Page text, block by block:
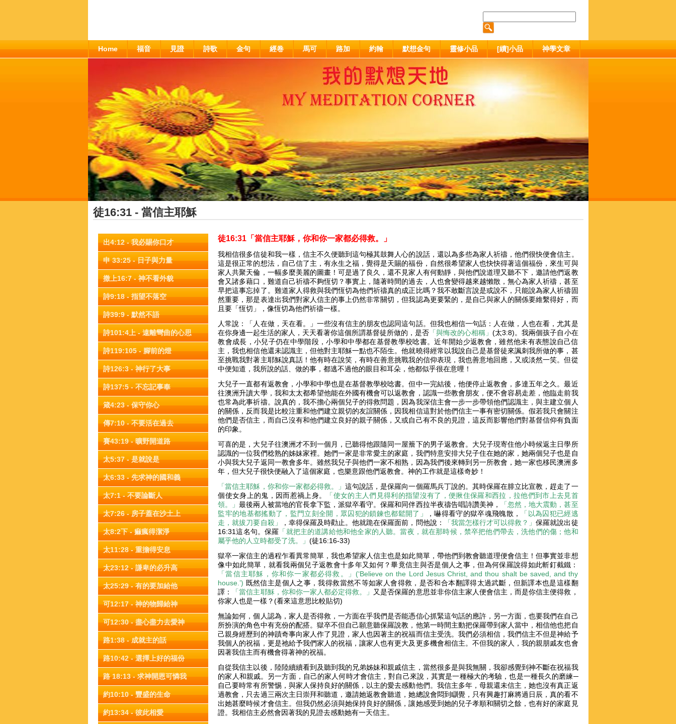
Home 福音 見證 詩歌 金句 經卷 馬可 路加 約翰 默想金句 靈修小品 [續]小品 神學文章
徒16:31 - 當信主耶穌
出4:12 - 我必賜你口才
申 33:25 - 日子與力量
撒上16:7 - 神不看外貌
詩9:18 - 指望不落空
詩39:9 - 默然不語
詩101:4上 - 遠離彎曲的心思
詩119:105 - 腳前的燈
詩126:3 - 神行了大事
詩137:5 - 不忘記事奉
箴4:23 - 保守你心
傳7:10 - 不要活在過去
賽43:19 - 曠野開道路
太5:37 - 是就說是
太6:33 - 先求神的國和義
太7:1 - 不要論斷人
太7:26 - 房子蓋在沙土上
太8:2下 - 痲瘋得潔淨
太11:28 - 重擔得安息
太23:12 - 謙卑的必升高
太25:29 - 有的要加給他
可12:17 - 神的物歸給神
可12:30 - 盡心盡力去愛神
路1:38 - 成就主的話
路10:42 - 選擇上好的福份
路 18:13 - 求神開恩可憐我
約10:10 - 豐盛的生命
約13:34 - 彼此相愛
徒16:31「當信主耶穌，你和你一家都必得救。」
我相信很多信徒和我一樣，信主不久便聽到這句極其鼓舞人心的說話，還以為多些為家人祈禱，他們很快便會信主。
這是很正常的想法，自己信了主，有永生之福，覺得是天賜的福份，自然很希望家人也快快得著這個福份，來生可與
家人共聚天倫，一幅多麼美麗的圖畫！可是過了良久，還不見家人有何動靜，與他們說道理又聽不下，邀請他們返教
會又諸多藉口，難道自己祈禱不夠恆切？事實上，隨著時間的過去，人也會變得越來越懶散，無心為家人祈禱，甚至
早把這事忘掉了。難道家人得救與我們恆切為他們祈禱真的成正比嗎？我不敢斷言說是或說不，只能說為家人祈禱固
然重要，那是表達出我們對家人信主的事上仍然非常關切，但我認為更要緊的，是自己與家人的關係要維繫得好，而
且要「恆切」，像恆切為他們祈禱一樣。
人常說：「人在做，天在看。」一些沒有信主的朋友也認同這句話。但我也相信一句話：人在做，人也在看，尤其是
在你身邊一起生活的家人，天天看著你這個所謂基督徒所做的，是否 「與悔改的心相稱」(太3:8)。我兩個孩子自小在
教會成長，小兒子仍在中學階段，小學和中學都在基督教學校唸書。近年開始少返教會，雖然他未有表態說自己信
主，我也相信他還未認識主，但他對主耶穌一點也不陌生。他就曉得經常以我說自己是基督徒來諷刺我所做的事，甚
至挑戰我對著主耶穌說真話！他有時在說笑，有時在善意挑戰我的信仰表現，我也善意地回應，又或淡然一笑。但從
中便知道，我所說的話、做的事，都逃不過他的眼目和耳朵，他都似乎很在意哩！
大兒子一直都有返教會，小學和中學也是在基督教學校唸書。但中一完結後，他便停止返教會，多達五年之久。最近
往澳洲升讀大學，我和太太都希望他能在外國有機會可以返教會，認識一些教會朋友，便不會容易走差，他臨走前我
也常為此事祈禱。說真的，我不擔心兩個兒子的得救問題，因為我深信主會一步一步帶領他們認識主，與主建立個人
的關係，反而我是比較注重和他們建立親切的友誼關係，因我相信這對於他們信主一事有密切關係。假若我只會關注
他們是否信主，而自己沒有和他們建立良好的親子關係，又或自己有不良的見證，這反而影響他們對基督信仰有負面
的印象。
可喜的是，大兒子往澳洲才不到一個月，已聽得他跟隨同一屋簷下的男子返教會。大兒子現寄住他小時候返主日學所
認識的一位我們稔熟的姊妹家裡。她們一家是非常愛主的家庭，我們特意安排大兒子住在她的家，她兩個兒子也是自
小與我大兒子返同一教會多年。雖然我兒子與他們一家不相熟，因為我們後來轉到另一所教會，她一家也移民澳洲多
年，但大兒子很快便融入了這個家庭，也樂意跟他們返教會。神的工作就是這樣奇妙！
「當信主耶穌，你和你一家都必得救。」這句說話，是保羅向一個羅馬兵丁說的。其時保羅在腓立比宣教，趕走了一
個使女身上的鬼，因而惹禍上身。
「使女的主人們見得利的指望沒有了，便揪住保羅和西拉，拉他們到市上去見首
領。」最後兩人被當地的官長拿下監，派獄卒看守。保羅和同伴西拉半夜禱告唱詩讚美神，
「忽然，地大震動，甚至
監牢的地基都搖動了，監門立刻全開，眾囚犯的鎖鍊也都鬆開了」
，嚇得看守的獄卒魂飛魄散，
「以為囚犯已經逃
走，就拔刀要自殺」
，幸得保羅及時勸止。他就跪在保羅面前，問他說： 「我當怎樣行才可以得救？」保羅就說出徒
16:31這名句。保羅 「就把主的道講給他和他全家的人聽。當夜，就在那時候，禁卒把他們帶去，洗他們的傷；他和
屬乎他的人立時都受了洗。」(徒16:16-33)
獄卒一家信主的過程乍看異常簡單，我也希望家人信主也是如此簡單，帶他們到教會聽道理便會信主！但事實並非想
像中如此簡單，就看我兩個兒子返教會十多年又如何？畢竟信主與否是個人之事，但為何保羅說得如此斬釘截鐵：
「當信主耶穌，你和你一家都必得救。」(‘Believe on the Lord Jesus Christ, and thou shalt be saved, and thy
house.’) 既然信主是個人之事，我得救當然不等如家人會得救，是否和合本翻譯得太過武斷，但新譯本也是這樣翻
譯：
「當信主耶穌，你和你一家人都必定得救。」
又是否保羅的意思並非你信主家人便會信主，而是你信主便得救，
你家人也是一樣？(看來這意思比較貼切)
無論如何，個人認為，家人是否得救，一方面在乎我們是否能憑信心抓緊這句話的應許，另一方面，也要我們在自己
所扮演的角色中有充份的配搭。獄卒不但自己願意聽保羅說教，他第一時間主動把保羅帶到家人當中，相信他也把自
己親身經歷到的神蹟奇事向家人作了見證，家人也因著主的祝福而信主受洗。我們必須相信，我們信主不但是神給予
我個人的祝福，更是祂給予我們家人的祝福，讓家人也有更大及更多機會相信主。不但我的家人，我的親朋戚友也會
因著我信主而有機會得著神的祝福。
自從我信主以後，陸陸續續看到及聽到我的兄弟姊妹和親戚信主，當然很多是與我無關，我卻感覺到神不斷在祝福我
的家人和親戚。另一方面，自己的家人何時才會信主，對自己來說，其實是一種極大的考驗，也是一種長久的磨練─
自己要時常有所警惕，與家人保持良好的關係，以主的愛去感動他們。我信主多年，母親還未信主，她也沒有真正返
過教會，只去過三兩次主日崇拜和聽道，邀請她返教會聽道，她總說會悶到瞓覺，只有興趣打麻將過日辰，真的看不
出她甚麼時候才會信主。但我仍然必須與她保持良好的關係，讓她感受到她的兒子孝順和關切之餘，也有好的家庭見
證。我相信主必然會因著我的見證去感動她有一天信主。